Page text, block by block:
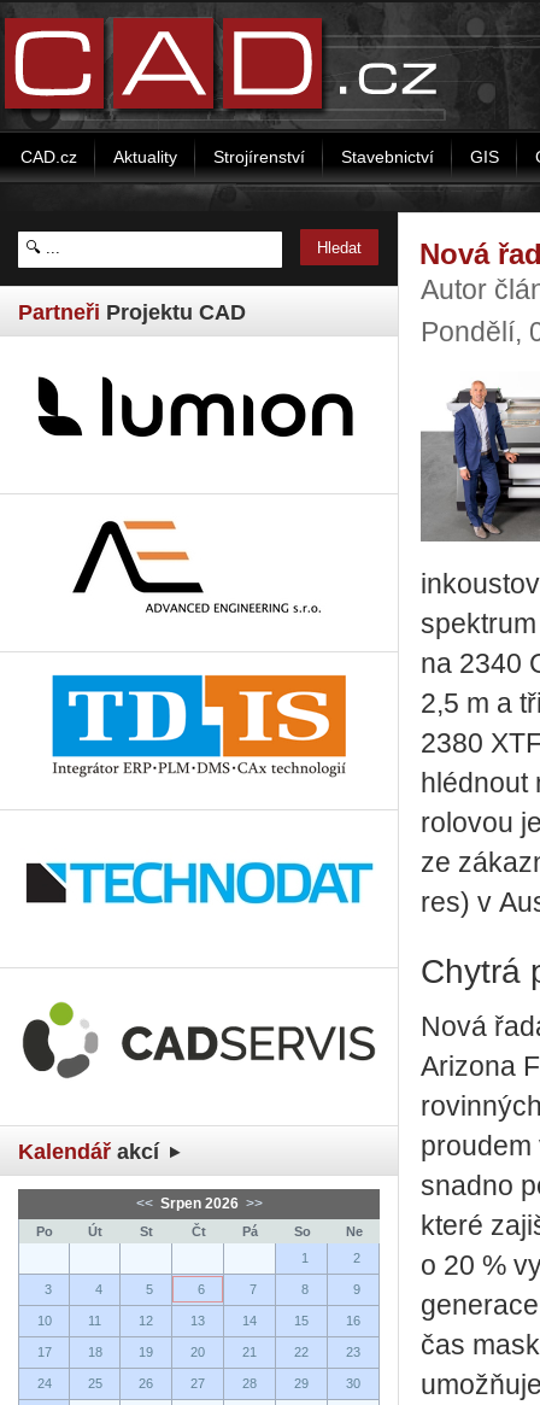
CAD.cz Aktuality Strojírenství Stavebnictví GIS
Partneři Projektu CAD
Kalendář akcí
<< Srpen 2026 >>
Po Út St Čt Pá So
Ne
1
2
3 4 5 6 7 8 9
10 11 12 13 14 15 16
17 18 19 20 21 22 23
24 25 26 27 28 29 30
Nová
Autor
Pondělí,
na 2340
2,5 m a
2380
hléd­nout
ro­lo­vou
ze
res) v
Chytrá
Nová
Arizona
snadno
které
o 20 %
čas